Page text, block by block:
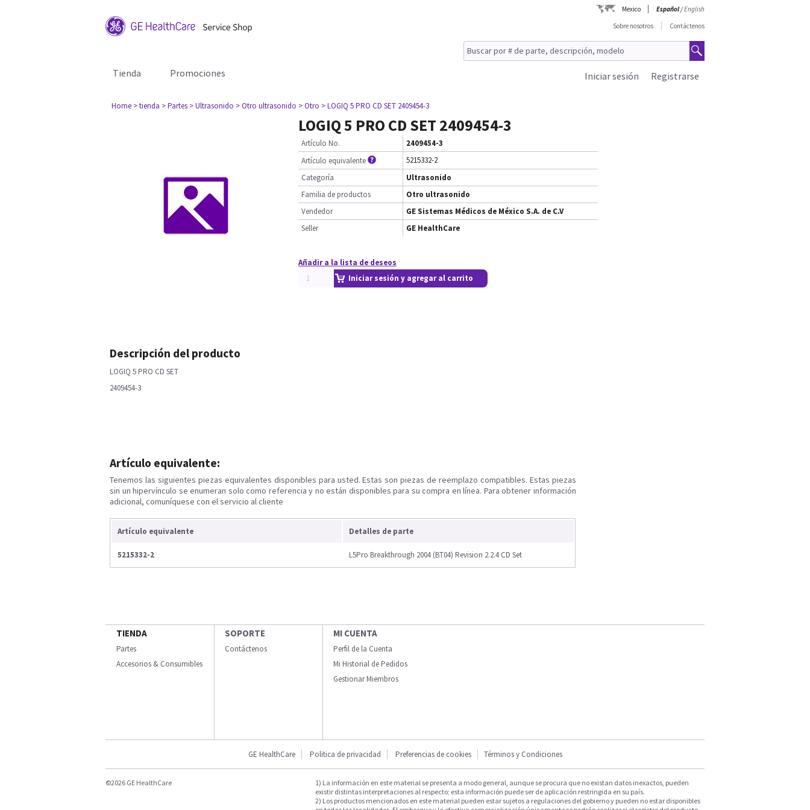
Mexico Español/English
Sobre nosotros
Contáctenos
Tienda Promociones Registrarse
Iniciar sesión
Home > tienda > Partes > Ultrasonido > Otro ultrasonido > Otro > LOGIQ 5 PRO CD SET 2409454-3
LOGIQ 5 PRO CD SET 2409454-3
Artículo No.
2409454-3
Artículo equivalente
5215332-2
Categoría
Ultrasonido
Familia de productos
Otro ultrasonido
Vendedor
GE Sistemas Médicos de México S.A. de C.V
Seller
GE HealthCare
Añadir a la lista de deseos
Iniciar sesión y agregar al carrito
Descripción del producto
LOGIQ 5 PRO CD SET
2409454-3
Artículo equivalente:
Tenemos las siguientes piezas equivalentes disponibles para usted. Estas son piezas de reemplazo compatibles. Estas piezas
sin un hipervínculo se enumeran solo como referencia y no están disponibles para su compra en línea. Para obtener información
adicional, comuníquese con el servicio al cliente
Artículo equivalente Detalles de parte
5215332-2 L5Pro Breakthrough 2004 (BT04) Revision 2.2.4 CD Set
TIENDA
Partes
Accesorios & Consumibles
SOPORTE
Contáctenos
MI CUENTA
Perfil de la Cuenta
Mi Historial de Pedidos
Gestionar Miembros
GE HealthCare Politica de privacidad Preferencias de cookies Términos y Condiciones
©2026 GE HealthCare
1) La información en este material se presenta a modo general, aunque se procura que no existan datos inexactos, pueden
existir distintas interpretaciones al respecto; esta información puede ser de aplicación restringida en su país.
2) Los productos mencionados en este material pueden estar sujetos a regulaciones del gobierno y pueden no estar disponibles